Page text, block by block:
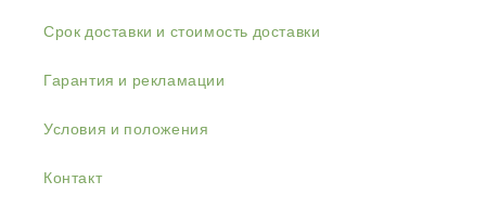
Срок доставки и стоимость доставки
Гарантия и рекламации
Условия и положения
Контакт